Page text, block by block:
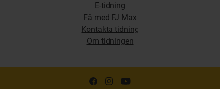
E-tidning
Få med FJ Max
Kontakta tidning
Om tidningen